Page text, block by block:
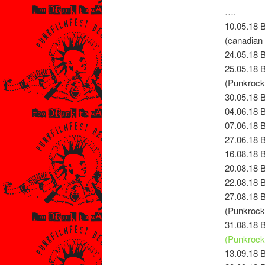
….
10.05.18
24.05.18
25.05.18
30.05.18
04.06.18
07.06.18
27.06.18
16.08.18
20.08.18
22.08.18
27.08.18
31.08.18
13.09.18